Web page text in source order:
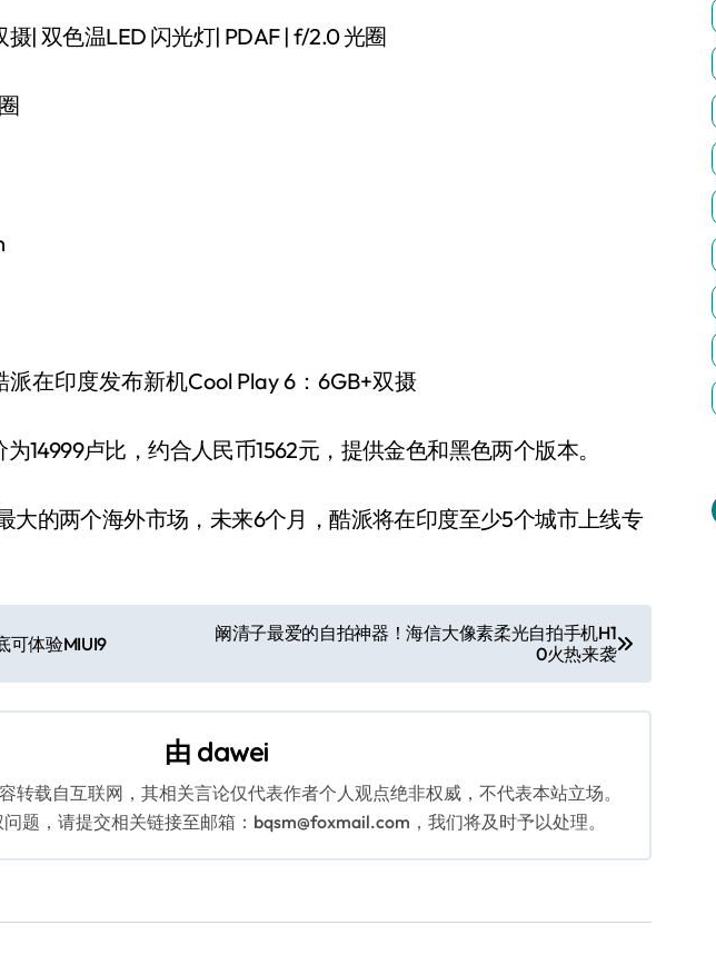
摄| 双色温LED 闪光灯| PDAF | f/2.0 光圈
14999卢比，约合人民币1562元，提供金色和黑色两个版本。
大的两个海外市场，未来6个月，酷派将在印度至少5个城市上线专
可体验MIUI9
阚清子最爱的自拍神器！海信大像素柔光自拍手机H1
0火热来袭
由 dawei
转载自互联网，其相关言论仅代表作者个人观点绝非权威，不代表本站立场。
题，请提交相关链接至邮箱：bqsm@foxmail.com，我们将及时予以处理。